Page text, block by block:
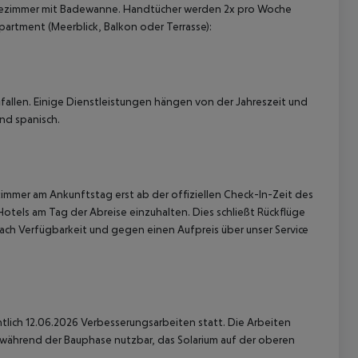
mit Badewanne. Handtücher werden 2x pro Woche
(Meerblick, Balkon oder Terrasse):
Einige Dienstleistungen hängen von der Jahreszeit und
spanisch.
am Ankunftstag erst ab der offiziellen Check-In-Zeit des
am Tag der Abreise einzuhalten. Dies schließt Rückflüge
Verfügbarkeit und gegen einen Aufpreis über unser Service
12.06.2026 Verbesserungsarbeiten statt. Die Arbeiten
der Bauphase nutzbar, das Solarium auf der oberen